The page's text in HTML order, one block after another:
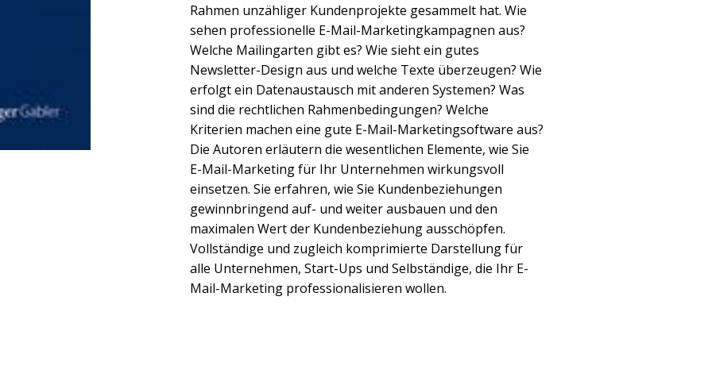
Rahmen unzähliger Kundenprojekte gesammelt hat. Wie
sehen professionelle E-Mail-Marketingkampagnen aus?
Welche Mailingarten gibt es? Wie sieht ein gutes
Newsletter-Design aus und welche Texte überzeugen? Wie
erfolgt ein Datenaustausch mit anderen Systemen? Was
sind die rechtlichen Rahmenbedingungen? Welche
Kriterien machen eine gute E-Mail-Marketingsoftware aus?
Die Autoren erläutern die wesentlichen Elemente, wie Sie
E-Mail-Marketing für Ihr Unternehmen wirkungsvoll
einsetzen. Sie erfahren, wie Sie Kundenbeziehungen
gewinnbringend auf- und weiter ausbauen und den
maximalen Wert der Kundenbeziehung ausschöpfen.
Vollständige und zugleich komprimierte Darstellung für
alle Unternehmen, Start-Ups und Selbständige, die Ihr E-
Mail-Marketing professionalisieren wollen.